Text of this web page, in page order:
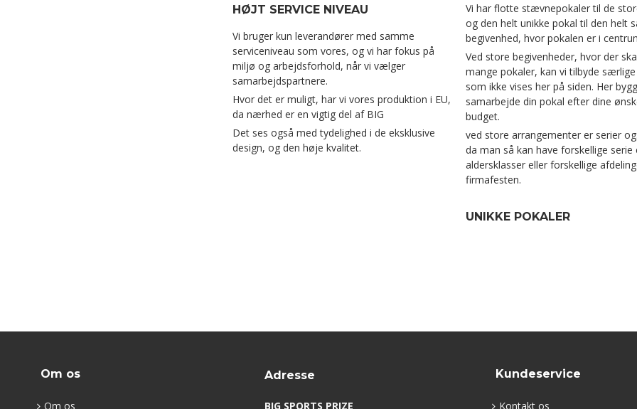
HØJT SERVICE NIVEAU
Vi bruger kun leverandører med samme
serviceniveau som vores, og vi har fokus på
miljø og arbejdsforhold, når vi vælger
samarbejdspartnere.
Hvor det er muligt, har vi vores produktion i EU,
da nærhed er en vigtig del af BIG
Det ses også med tydelighed i de eksklusive
design, og den høje kvalitet.
Vi har flotte stævnepokaler til de
og den helt unikke pokal til den helt
begivenhed, hvor pokalen er i
Ved store begivenheder, hvor der
mange pokaler, kan vi tilbyde
som ikke vises her på siden. Her
samarbejde din pokal efter dine
budget.
ved store arrangementer er serier
da man så kan have forskellige serie
aldersklasser eller forskellige
firmafesten.
UNIKKE POKALER
Om os
Om os
Adresse
BIG SPORTS PRIZE
Kundeservice
Kontakt os